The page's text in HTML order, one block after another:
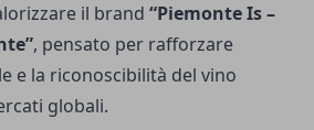
il brand “Piemonte Is –
, pensato per rafforzare
e la riconoscibilità del vino
globali.